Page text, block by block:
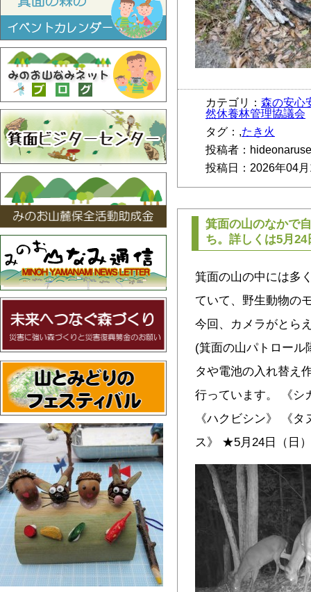
カテゴリ： 森の安心
然休養林管理協議会
タグ：, たき火
投稿者：hideonaruse
投稿日：2026年04
箕面の山のなかで
ち。詳しくは5月
箕面の山の中には多
ていて、野生動物の
今回、カメラがとら
(箕面の山パトロール
タや電池の入れ替え
行っています。 《シ
《ハクビシン》 《
ス》 ★5月24日（日